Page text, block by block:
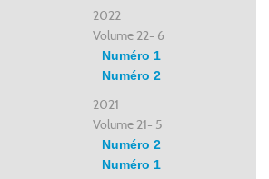
2022
Volume 22- 6
Numéro 1
Numéro 2
2021
Volume 21- 5
Numéro 2
Numéro 1